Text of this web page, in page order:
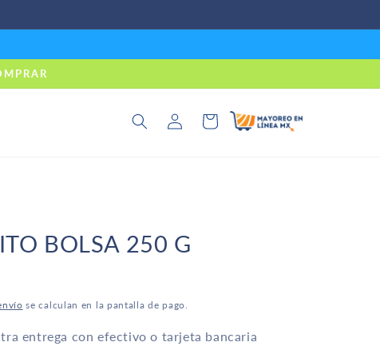
Iniciar
sesión
Carrito
BOLSA 250 G
se calculan en la pantalla de pago.
entrega con efectivo o tarjeta bancaria